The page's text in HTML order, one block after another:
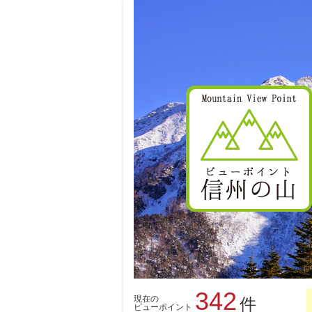
現在の
ビューポイント 342件